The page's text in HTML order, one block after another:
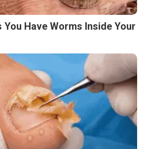
You Have Worms Inside Your